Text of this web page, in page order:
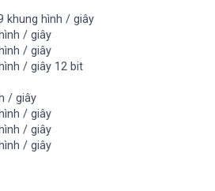
khung hình / giây
/ giây
/ giây
/ giây 12 bit
/ giây
/ giây
/ giây
/ giây